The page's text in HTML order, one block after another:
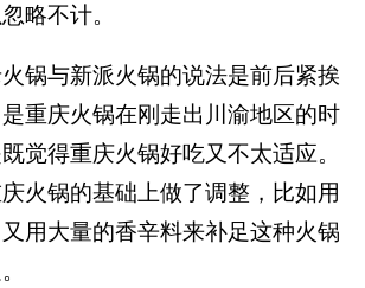
略不计。
锅与新派火锅的说法是前后紧挨
重庆火锅在刚走出川渝地区的时
觉得重庆火锅好吃又不太适应。
火锅的基础上做了调整，比如用
用大量的香辛料来补足这种火锅